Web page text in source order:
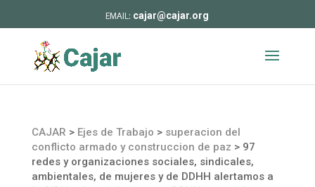
cajar@cajar.org
CAJAR > Ejes de Trabajo > superacion del
conflicto armado y construccion de paz > 97
redes y organizaciones sociales, sindicales,
ambientales, de mujeres y de DDHH alertamos a